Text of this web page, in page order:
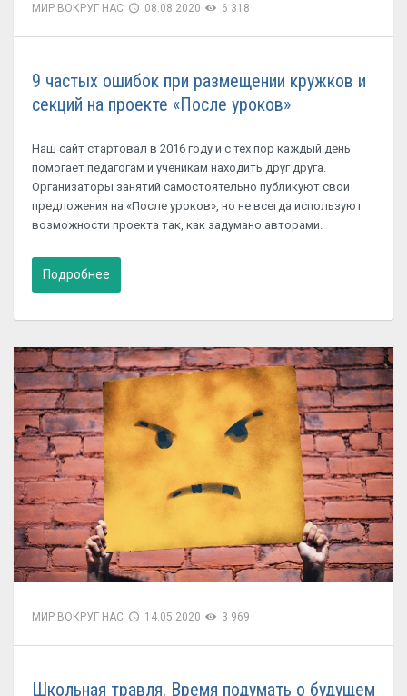
МИР ВОКРУГ НАС 08.08.2020 6 318
9 частых ошибок при размещении кружков и
секций на проекте «После уроков»
Наш сайт стартовал в 2016 году и с тех пор каждый день
помогает педагогам и ученикам находить друг друга.
Организаторы занятий самостоятельно публикуют свои
предложения на «После уроков», но не всегда используют
возможности проекта так, как задумано авторами.
Подробнее
МИР ВОКРУГ НАС 14.05.2020 3 969
Школьная травля. Время подумать о будущем